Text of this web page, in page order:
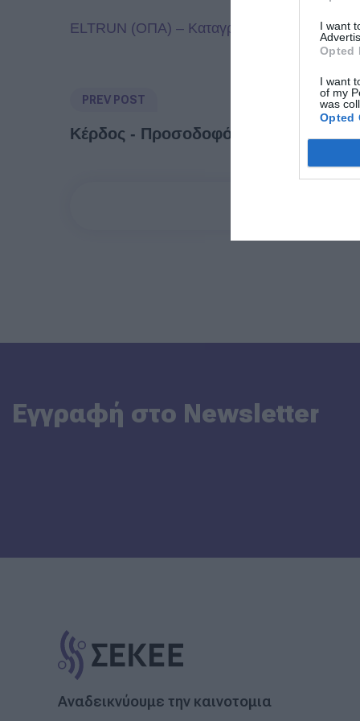
I want
Opted
I want
of my
was
Opted
ELTRUN (ΟΠΑ) – Καταγραφή και
PREV POST
Κέρδος - Προσοδοφόρα η αγορά
Εγγραφή στο Newsletter
Αναδεικνύουμε την καινοτομια